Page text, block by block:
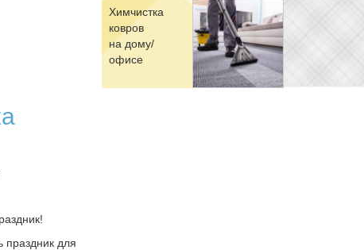
Хим­чист­ка
ков­ров
на до­му/
офи­се
праздник для